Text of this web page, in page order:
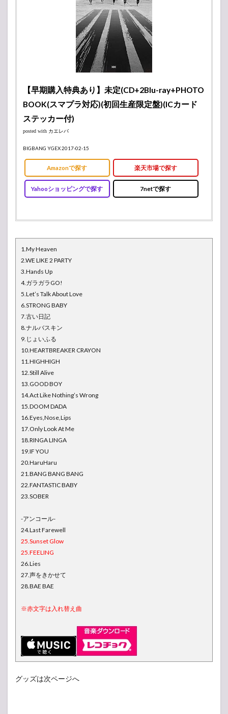
【早期購入特典あり】未定(CD+2Blu-ray+PHOTO
BOOK(スマプラ対応)(初回生産限定盤)(ICカード
ステッカー付)
posted with カエレバ
BIGBANG YGEX 2017-02-15
Amazonで探す 楽天市場で探す
Yahooショッピングで探す 7netで探す
1.My Heaven
2.WE LIKE 2 PARTY
3.Hands Up
4.ガラガラGO!
5.Let’s Talk About Love
6.STRONG BABY
7.古い日記
8.ナルバスキン
9.じょいふる
10.HEARTBREAKER CRAYON
11.HIGHHIGH
12.Still Alive
13.GOOD BOY
14.Act Like Nothing’s Wrong
15.DOOM DADA
16.Eyes,Nose,Lips
17.Only Look At Me
18.RINGA LINGA
19.IF YOU
20.HaruHaru
21.BANG BANG BANG
22.FANTASTIC BABY
23.SOBER
-アンコール-
24.Last Farewell
25.Sunset Glow
25.FEELING
26.Lies
27.声をきかせて
28.BAE BAE
※赤文字は入れ替え曲
グッズは次ページへ